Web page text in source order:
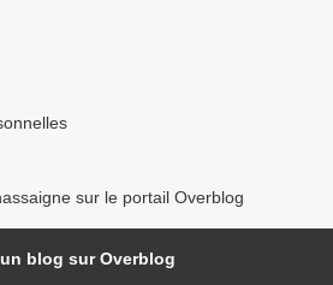
sur le portail Overblog
blog sur Overblog